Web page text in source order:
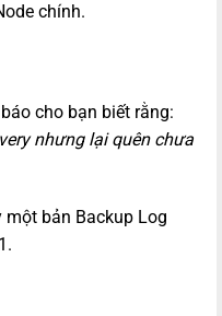
chính.
cho bạn biết rằng:
nhưng lại quên chưa
bản Backup Log